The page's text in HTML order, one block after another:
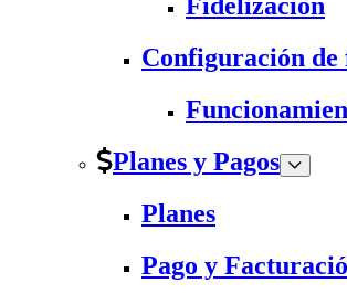
Configuración de
Planes y Pagos
Planes
Pago y